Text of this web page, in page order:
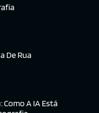
De Rua
A IA Está